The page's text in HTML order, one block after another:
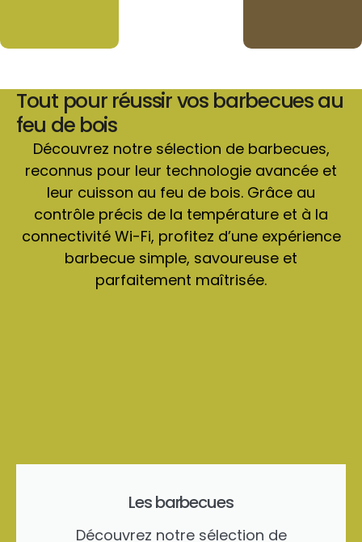
Tout pour réussir vos barbecues au
feu de bois
Découvrez notre sélection de barbecues,
reconnus pour leur technologie avancée et
leur cuisson au feu de bois. Grâce au
contrôle précis de la température et à la
connectivité Wi-Fi, profitez d’une expérience
barbecue simple, savoureuse et
parfaitement maîtrisée.
Les barbecues
Découvrez notre sélection de